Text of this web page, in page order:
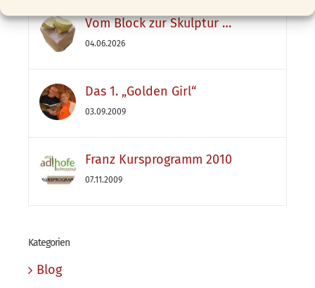
Vom Block zur Skulptur …
04.06.2026
Das 1. „Golden Girl“
03.09.2009
Franz Kursprogramm 2010
07.11.2009
Kategorien
Blog